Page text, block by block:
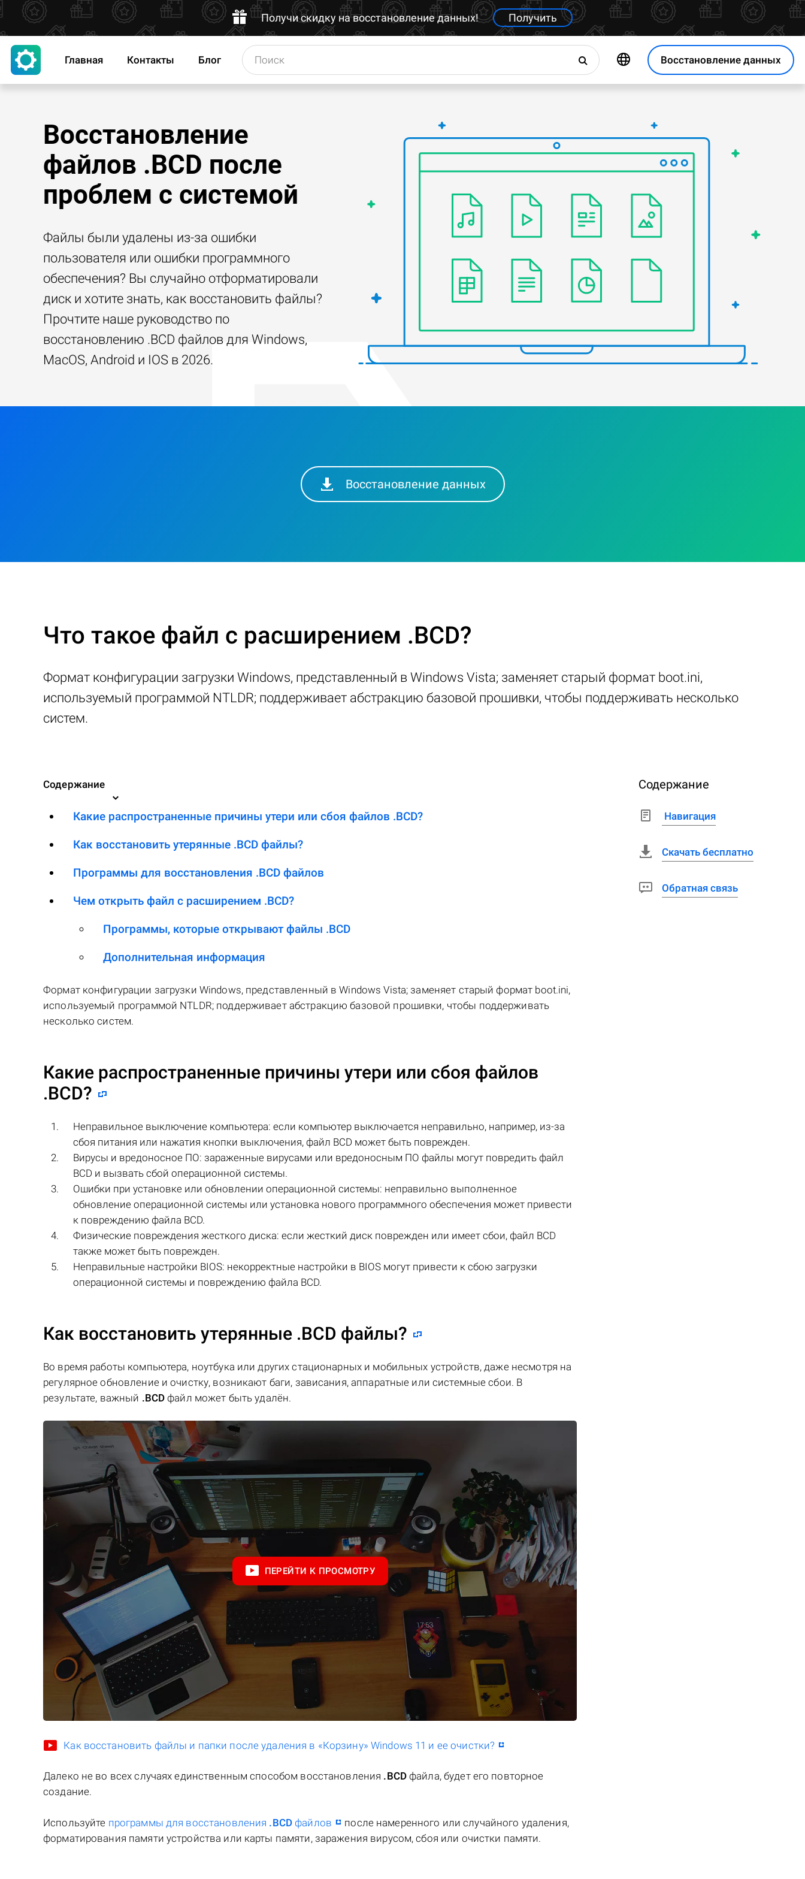
Получи скидку на восстановление данных! Получить
Восстановление данных
Главная Контакты Блог
Восстановление
файлов .BCD после
проблем с системой
Файлы были удалены из-за ошибки
пользователя или ошибки программного
обеспечения? Вы случайно отформатировали
диск и хотите знать, как восстановить файлы?
Прочтите наше руководство по
восстановлению .BCD файлов для Windows,
MacOS, Android и IOS в 2026.
Восстановление данных
Что такое файл с расширением .BCD?
Формат конфигурации загрузки Windows, представленный в Windows Vista; заменяет старый формат boot.ini,
используемый программой NTLDR; поддерживает абстракцию базовой прошивки, чтобы поддерживать несколько
систем.
Содержание
Какие распространенные причины утери или сбоя файлов .BCD?
Как восстановить утерянные .BCD файлы?
Программы для восстановления .BCD файлов
Чем открыть файл с расширением .BCD?
Программы, которые открывают файлы .BCD
Дополнительная информация
Формат конфигурации загрузки Windows, представленный в Windows Vista; заменяет старый формат boot.ini,
используемый программой NTLDR; поддерживает абстракцию базовой прошивки, чтобы поддерживать
несколько систем.
Какие распространенные причины утери или сбоя файлов
.BCD?
Неправильное выключение компьютера: если компьютер выключается неправильно, например, из-за
сбоя питания или нажатия кнопки выключения, файл BCD может быть поврежден.
Вирусы и вредоносное ПО: зараженные вирусами или вредоносным ПО файлы могут повредить файл
BCD и вызвать сбой операционной системы.
Ошибки при установке или обновлении операционной системы: неправильно выполненное
обновление операционной системы или установка нового программного обеспечения может привести
к повреждению файла BCD.
Физические повреждения жесткого диска: если жесткий диск поврежден или имеет сбои, файл BCD
также может быть поврежден.
Неправильные настройки BIOS: некорректные настройки в BIOS могут привести к сбою загрузки
операционной системы и повреждению файла BCD.
Как восстановить утерянные .BCD файлы?
Во время работы компьютера, ноутбука или других стационарных и мобильных устройств, даже несмотря на
регулярное обновление и очистку, возникают баги, зависания, аппаратные или системные сбои. В
результате, важный .BCD файл может быть удалён.
ПЕРЕЙТИ К ПРОСМОТРУ
Как восстановить файлы и папки после удаления в «Корзину» Windows 11 и ее очистки?
Далеко не во всех случаях единственным способом восстановления .BCDфайла, будет его повторное
создание.
Используйте программы для восстановления .BCD файлов
после намеренного или случайного удаления,
форматирования памяти устройства или карты памяти, заражения вирусом, сбоя или очистки памяти.
Содержание
Навигация
Скачать бесплатно
Обратная связь